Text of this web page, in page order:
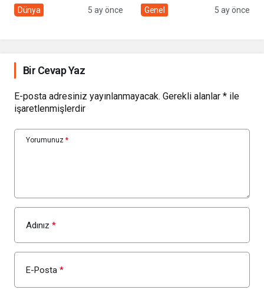
sivil toplumun rolü
Dünya 5 ay önce
Çolakbayrakdar ile
Genel 5 ay önce
Bir Cevap Yaz
E-posta adresiniz yayınlanmayacak. Gerekli alanlar * ile
işaretlenmişlerdir
Yorumunuz *
Adınız *
E-Posta *